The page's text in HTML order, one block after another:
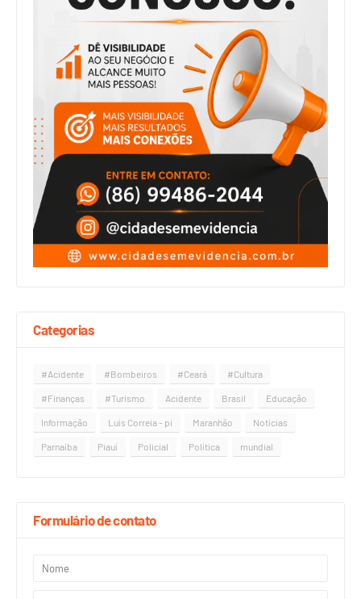
Categorias
#Acidente #Bombeiros #Ceará #Cultura
#Finanças #Turismo Acidente Brasil Educação
Informação Luís Correia - pi Maranhão Notícias
Parnaíba Piauí Policial Política mundial
Formulário de contato